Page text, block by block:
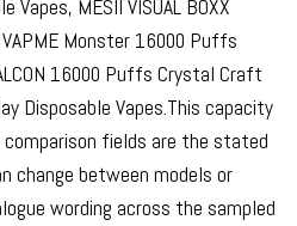
MESII VISUAL BOXX
Monster 16000 Puffs
16000 Puffs Crystal Craft
Disposable Vapes.This capacity
comparison fields are the stated
change between models or
wording across the sampled